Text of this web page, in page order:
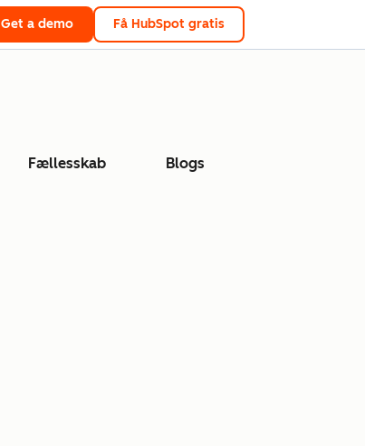
Get a demo Få HubSpot gratis
Fællesskab Blogs